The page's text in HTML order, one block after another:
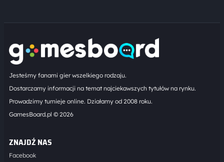
Jesteśmy fanami gier wszelkiego rodzaju.
Dostarczamy informacji na temat najciekawszych tytułów na rynku.
Prowadzimy turnieje online. Działamy od 2008 roku.
GamesBoard.pl © 2026
ZNAJDŹ NAS
Facebook